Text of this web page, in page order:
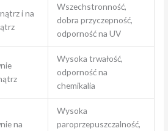
i na
Wszechstronność,
dobra przyczepność,
odporność na UV
Wysoka trwałość,
odporność na
chemikalia
na
Wysoka
paroprzepuszczalność,